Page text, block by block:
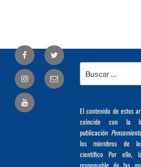
por:
El contenido de estos
coincide con la
publicación
los miembros de
científico Por ello,
responsable de las
Facebook Twitter
Correo
electrónico